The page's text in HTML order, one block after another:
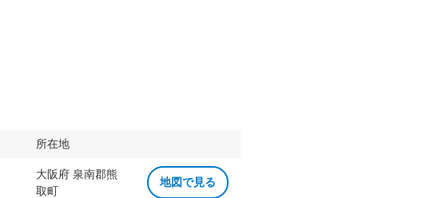
所在地
大阪府 泉南郡熊
取町
地図で見る